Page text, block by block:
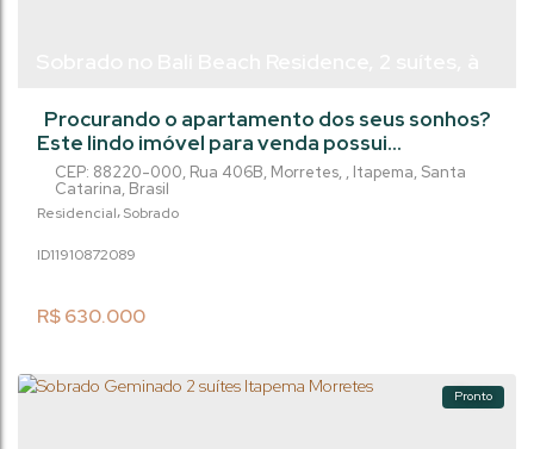
Residencial Sobrado
R$630.000
2089
1191087
CEP: 88220-000, Rua 406B, Morretes , Itapema, Santa
Catarina, Brasil
Procurando o apartamento dos seus sonhos?
Este lindo imóvel para venda possui
acabamento em gesso, fachada norte, lavabo,
medidores individuais de água, gás e luz, além
de porcelanato em toda a área privada de
suítes, e 1 vaga na garagem, esta é a
conforto e praticidade em um imóvel
Pronto